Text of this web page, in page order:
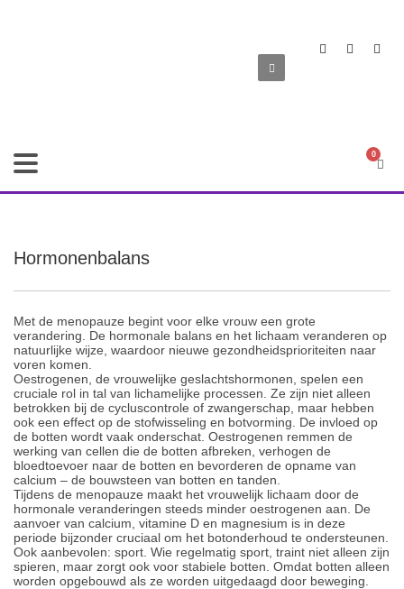
Hormonenbalans
Met de menopauze begint voor elke vrouw een grote
verandering. De hormonale balans en het lichaam veranderen op
natuurlijke wijze, waardoor nieuwe gezondheidsprioriteiten naar
voren komen.
Oestrogenen, de vrouwelijke geslachtshormonen, spelen een
cruciale rol in tal van lichamelijke processen. Ze zijn niet alleen
betrokken bij de cycluscontrole of zwangerschap, maar hebben
ook een effect op de stofwisseling en botvorming. De invloed op
de botten wordt vaak onderschat. Oestrogenen remmen de
werking van cellen die de botten afbreken, verhogen de
bloedtoevoer naar de botten en bevorderen de opname van
calcium – de bouwsteen van botten en tanden.
Tijdens de menopauze maakt het vrouwelijk lichaam door de
hormonale veranderingen steeds minder oestrogenen aan. De
aanvoer van calcium, vitamine D en magnesium is in deze
periode bijzonder cruciaal om het botonderhoud te ondersteunen.
Ook aanbevolen: sport. Wie regelmatig sport, traint niet alleen zijn
spieren, maar zorgt ook voor stabiele botten. Omdat botten alleen
worden opgebouwd als ze worden uitgedaagd door beweging.